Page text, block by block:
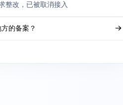
整改，已被取消接入
的备案？